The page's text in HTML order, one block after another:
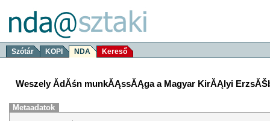
Szótár KOPI NDA Kereső
Weszely ĂdĂśn munkĂĄssĂĄga a Magyar KirĂĄlyi
Metaadatok